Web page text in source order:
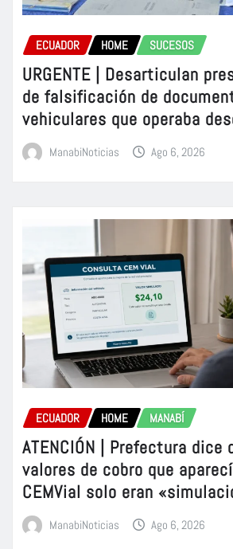
ECUADOR HOME SUCESOS
URGENTE | Desarticulan
de falsificación de
vehiculares que operaba
ManabiNoticias Ago 6, 2026
ECUADOR HOME MANABÍ
ATENCIÓN | Prefectura dice
valores de cobro que
CEMVial solo eran
ManabiNoticias Ago 6, 2026